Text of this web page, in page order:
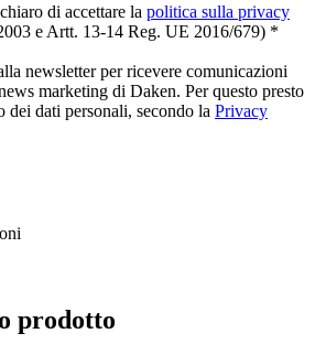
di accettare la politica sulla privacy
e Artt. 13-14 Reg. UE 2016/679) *
newsletter per ricevere comunicazioni
marketing di Daken. Per questo presto
dei dati personali, secondo la Privacy
prodotto